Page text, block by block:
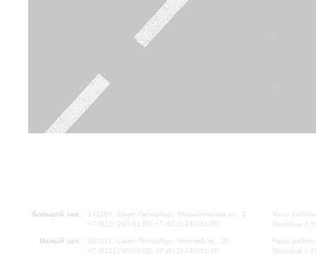
Большой зал:
191186, Санкт-Петербург, Михайловская ул., 2
+7 (812) 240-01-00, +7 (812) 240-01-80
Малый зал:
191011, Санкт-Петербург, Невский пр., 30
+7 (812) 240-01-00, +7 (812) 240-01-70
Часы
Перерыв с
Часы
Перерыв с